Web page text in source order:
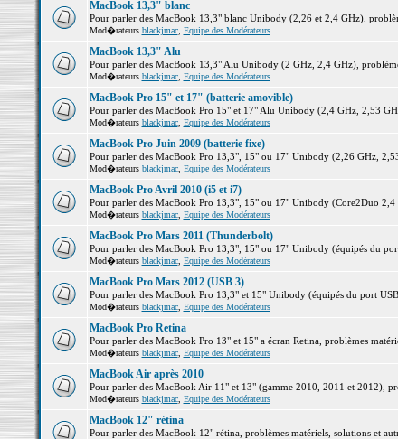
MacBook 13,3" blanc
Pour parler des MacBook 13,3" blanc Unibody (2,26 et 2,4 GHz),
Mod�rateurs blackjmac, Equipe des Modérateurs
MacBook 13,3" Alu
Pour parler des MacBook 13,3" Alu Unibody (2 GHz, 2,4 GHz),
Mod�rateurs blackjmac, Equipe des Modérateurs
MacBook Pro 15" et 17" (batterie amovible)
Pour parler des MacBook Pro 15" et 17" Alu Unibody (2,4 GHz, 2,53
Mod�rateurs blackjmac, Equipe des Modérateurs
MacBook Pro Juin 2009 (batterie fixe)
Pour parler des MacBook Pro 13,3", 15" ou 17" Unibody (2,26 GHz,
Mod�rateurs blackjmac, Equipe des Modérateurs
MacBook Pro Avril 2010 (i5 et i7)
Pour parler des MacBook Pro 13,3", 15" ou 17" Unibody (Core2Duo
Mod�rateurs blackjmac, Equipe des Modérateurs
MacBook Pro Mars 2011 (Thunderbolt)
Pour parler des MacBook Pro 13,3", 15" ou 17" Unibody (équipés du
Mod�rateurs blackjmac, Equipe des Modérateurs
MacBook Pro Mars 2012 (USB 3)
Pour parler des MacBook Pro 13,3" et 15" Unibody (équipés du port
Mod�rateurs blackjmac, Equipe des Modérateurs
MacBook Pro Retina
Pour parler des MacBook Pro 13" et 15" a écran Retina, problèmes
Mod�rateurs blackjmac, Equipe des Modérateurs
MacBook Air après 2010
Pour parler des MacBook Air 11" et 13" (gamme 2010, 2011 et 2012),
Mod�rateurs blackjmac, Equipe des Modérateurs
MacBook 12" rétina
Pour parler des MacBook 12" rétina, problèmes matériels, solutions et